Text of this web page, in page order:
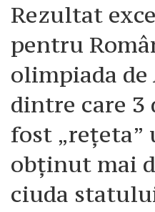
Rezultat
pentru
olimpiada
dintre care 3
fost „rețeta”
obținut mai
ciuda